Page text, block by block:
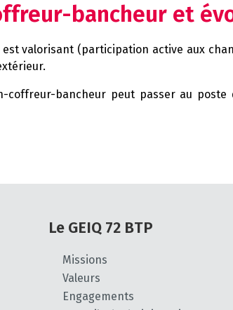
bancheur et
valorisant (participation active aux
coffreur-bancheur peut passer au
Le GEIQ 72 BTP
Missions
Valeurs
Engagements